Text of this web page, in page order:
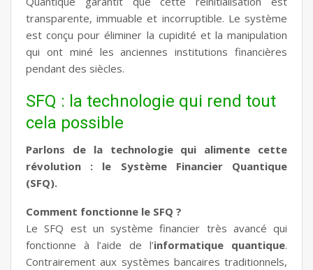
transparente, immuable et incorruptible. Le système
est conçu pour éliminer la cupidité et la manipulation
qui ont miné les anciennes institutions financières
pendant des siècles.
SFQ : la technologie qui rend tout
cela possible
Parlons de la technologie qui alimente cette
révolution : le Système Financier Quantique
(SFQ).
Comment fonctionne le SFQ ?
Le SFQ est un système financier très avancé qui
fonctionne à l’aide de l’informatique quantique.
Contrairement aux systèmes bancaires traditionnels,